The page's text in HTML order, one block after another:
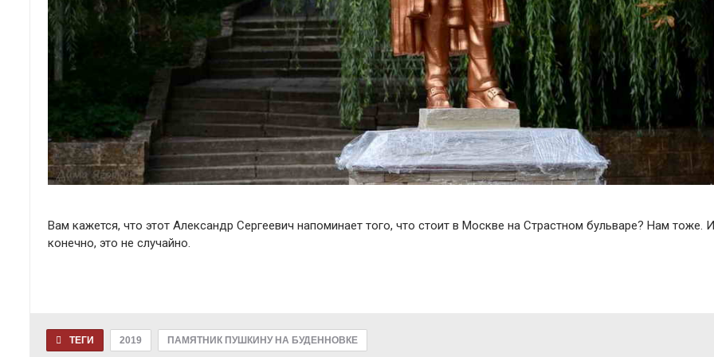
Вам кажется, что этот Александр Сергеевич напоминает того, что стоит в Москве на Страстном бульваре? Нам тоже. И
конечно, это не случайно.
ТЕГИ 2019 ПАМЯТНИК ПУШКИНУ НА БУДЕННОВКЕ